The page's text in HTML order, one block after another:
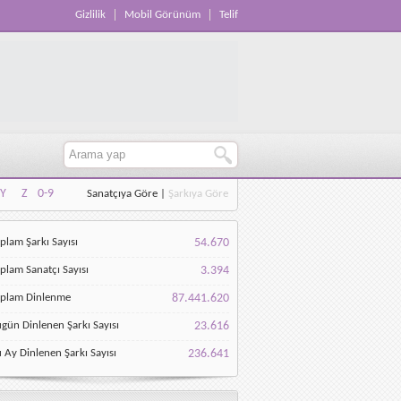
Gizlilik Mobil Görünüm Telif
Y Z
0-9
Y Z 0-9
Sanatçıya Göre Şarkıya Göre
Şarkı Sayısı 54.670
Sanatçı Sayısı 3.394
Dinlenme 87.441.620
Dinlenen Şarkı Sayısı 23.616
Ay Dinlenen Şarkı Sayısı 236.641